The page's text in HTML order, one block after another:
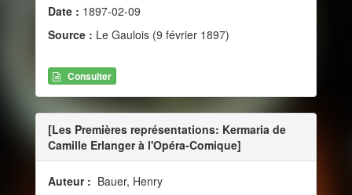
Date : 1897-02-09
Source : Le Gaulois (9 février 1897)
Consulter
[Les Premières représentations: Kermaria de
Camille Erlanger à l'Opéra-Comique]
Auteur : Bauer, Henry